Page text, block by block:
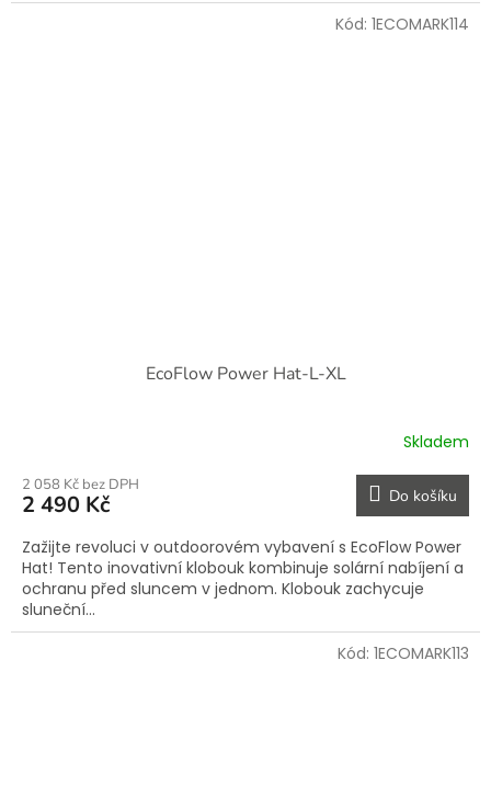
EcoFlow Power Hat-L-XL
Skladem
2 058 Kč bez DPH
2 490 Kč Do košíku
Zažijte revoluci v outdoorovém vybavení s EcoFlow Power
Hat! Tento inovativní klobouk kombinuje solární nabíjení a
ochranu před sluncem v jednom. Klobouk zachycuje
sluneční...
Kód: 1ECOMARK114
Kód: 1ECOMARK113